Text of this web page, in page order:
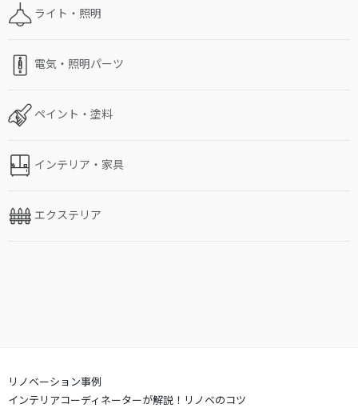
ライト・照明
電気・照明パーツ
ペイント・塗料
インテリア・家具
エクステリア
リノベーション事例
インテリアコーディネーターが解説！リノベのコツ